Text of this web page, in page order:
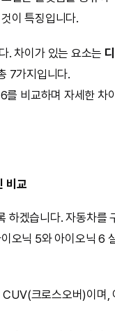
이 특징입니다.
. 차이가 있는 요소는
7가지입니다.
비교하며 자세한 차
비교
하겠습니다. 자동차를
오닉 5와 아이오닉 6
크로스오버)이며,